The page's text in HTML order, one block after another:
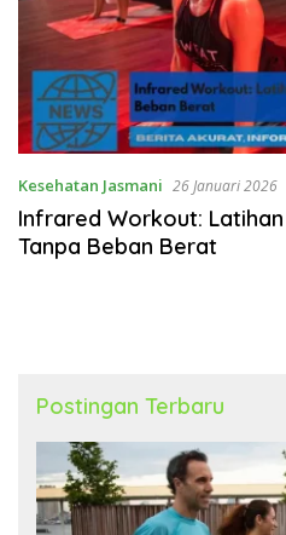
Kesehatan Jasmani 26 Januari 2026
Infrared Workout:
Tanpa Beban Berat
Postingan Terbaru